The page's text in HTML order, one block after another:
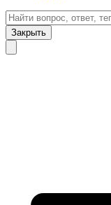
Закрыть